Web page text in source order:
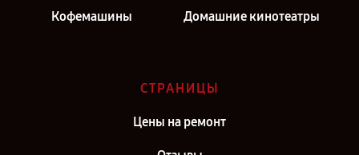
Кофемашины Домашние кинотеатры
СТРАНИЦЫ
Цены на ремонт